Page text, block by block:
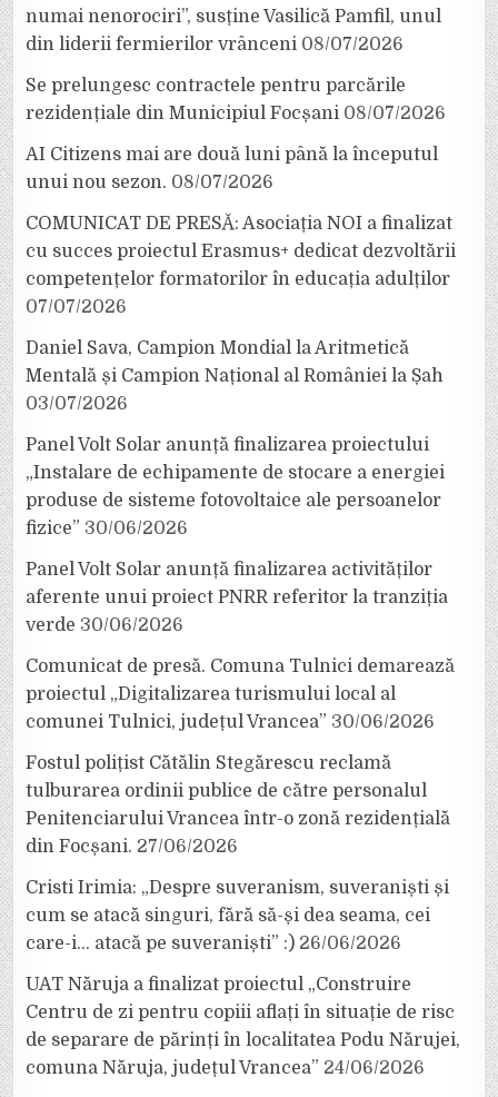
numai nenorociri”, susține Vasilică Pamfil, unul
din liderii fermierilor vrânceni 08/07/2026
Se prelungesc contractele pentru parcările
rezidențiale din Municipiul Focșani 08/07/2026
AI Citizens mai are două luni până la începutul
unui nou sezon. 08/07/2026
COMUNICAT DE PRESĂ: Asociația NOI a finalizat
cu succes proiectul Erasmus+ dedicat dezvoltării
competențelor formatorilor în educația adulților
07/07/2026
Daniel Sava, Campion Mondial la Aritmetică
Mentală și Campion Național al României la Șah
03/07/2026
Panel Volt Solar anunță finalizarea proiectului
„Instalare de echipamente de stocare a energiei
produse de sisteme fotovoltaice ale persoanelor
fizice” 30/06/2026
Panel Volt Solar anunță finalizarea activităților
aferente unui proiect PNRR referitor la tranziția
verde 30/06/2026
Comunicat de presă. Comuna Tulnici demarează
proiectul „Digitalizarea turismului local al
comunei Tulnici, județul Vrancea” 30/06/2026
Fostul polițist Cătălin Stegărescu reclamă
tulburarea ordinii publice de către personalul
Penitenciarului Vrancea într-o zonă rezidențială
din Focșani. 27/06/2026
Cristi Irimia: „Despre suveranism, suveraniști și
cum se atacă singuri, fără să-și dea seama, cei
care-i… atacă pe suveraniști” :) 26/06/2026
UAT Năruja a finalizat proiectul „Construire
Centru de zi pentru copiii aflați în situație de risc
de separare de părinți în localitatea Podu Nărujei,
comuna Năruja, județul Vrancea” 24/06/2026